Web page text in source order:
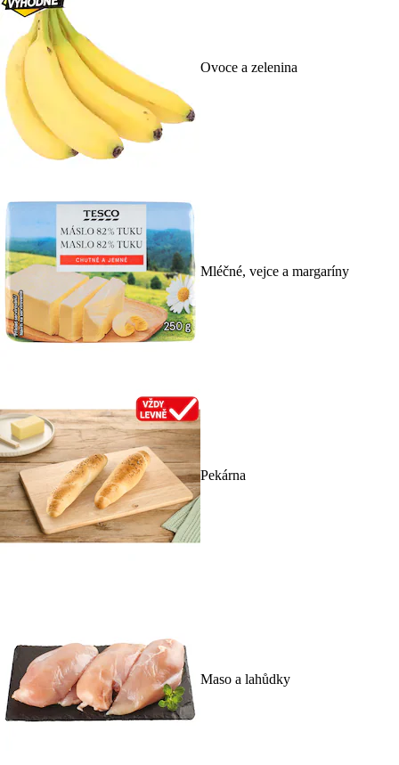
Ovoce a zelenina
Mléčné, vejce a margaríny
Pekárna
Maso a lahůdky